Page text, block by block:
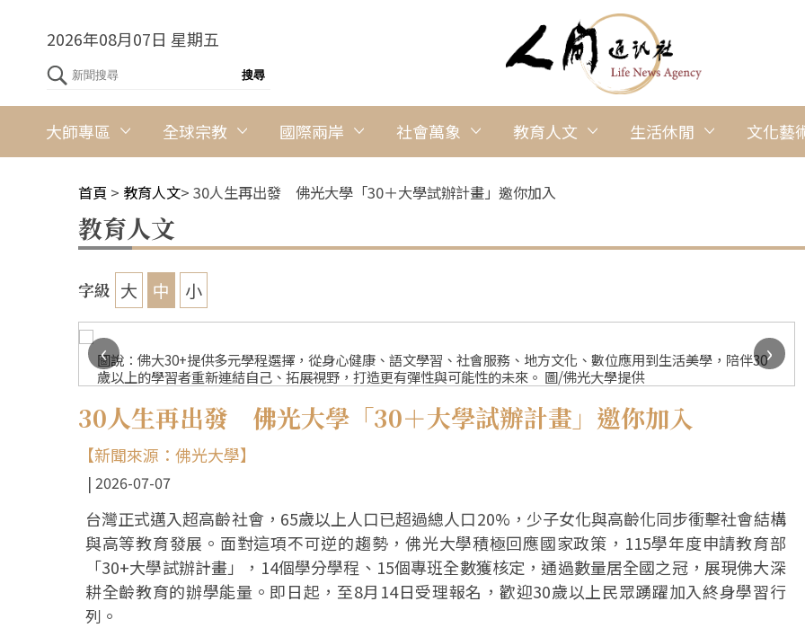
2026年08月07日 星期五
大師專區 全球宗教 國際兩岸 社會萬象 教育人文 生活休閒 文化藝
首頁 > 教育人文> 30人生再出發 佛光大學「30＋大學試辦計畫」邀你加入
教育人文
字級 大 中 小
圖說：佛大30+提供多元學程選擇，從身心健康、語文學習、社會服務、地方文化、數位應用到生活美學，陪伴30
歲以上的學習者重新連結自己、拓展視野，打造更有彈性與可能性的未來。 圖/佛光大學提供
‹
›
30人生再出發 佛光大學「30＋大學試辦計畫」邀你加入
【新聞來源：佛光大學】
2026-07-07
台灣正式邁入超高齡社會，65歲以上人口已超過總人口20%，少子女化與高齡化同步衝擊社會結構
與高等教育發展。面對這項不可逆的趨勢，佛光大學積極回應國家政策，115學年度申請教育部
「30+大學試辦計畫」，14個學分學程、15個專班全數獲核定，通過數量居全國之冠，展現佛大深
耕全齡教育的辦學能量。即日起，至8月14日受理報名，歡迎30歲以上民眾踴躍加入終身學習行
列。